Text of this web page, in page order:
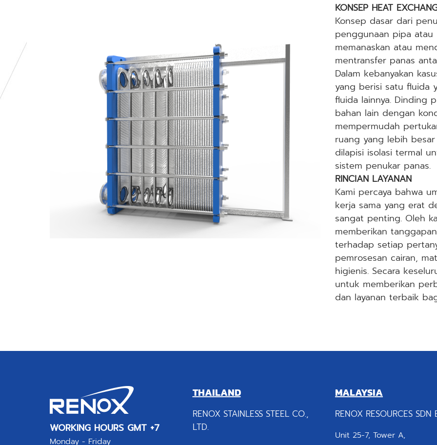
KONSEP HEAT
Konsep dasar dari
penggunaan pipa
memanaskan atau
mentransfer panas
Dalam kebanyakan
yang berisi satu fluida
fluida lainnya. Dinding
bahan lain dengan
mempermudah
ruang yang lebih
dilapisi isolasi termal
sistem penukar panas.
RINCIAN LAYANAN
Kami percaya bahwa
kerja sama yang erat
sangat penting. Oleh
memberikan
terhadap setiap
pemrosesan cairan,
higienis. Secara
untuk memberikan
dan layanan terbaik
WORKING HOURS GMT +7
Monday - Friday
THAILAND
RENOX STAINLESS STEEL CO.,
LTD.
MALAYSIA
RENOX RESOURCES SDN
Unit 25-7, Tower A,